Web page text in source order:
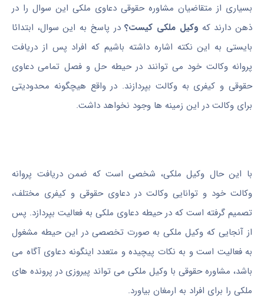
بسیاری از متقاضیان مشاوره حقوقی دعاوی ملکی این سوال را در
ذهن دارند کهوکیل ملکی کیست؟در پاسخ به این سوال، ابتدائا
بایستی به این نکته اشاره داشته باشیم که افراد پس از دریافت
پروانه وکالت خود می توانند در حیطه حل و فصل تمامی دعاوی
حقوقی و کیفری به وکالت بپردازند. در واقع هیچگونه محدودیتی
برای وکالت در این زمینه ها وجود نخواهد داشت.
با این حال وکیل ملکی، شخصی است که ضمن دریافت پروانه
وکالت خود و توانایی وکالت در دعاوی حقوقی و کیفری مختلف،
تصمیم گرفته است که در حیطه دعاوی ملکی به فعالیت بپردازد. پس
از آنجایی که وکیل ملکی به صورت تخصصی در این حیطه مشغول
به فعالیت است و به نکات پیچیده و متعدد اینگونه دعاوی آگاه می
باشد، مشاوره حقوقی با وکیل ملکی می تواند پیروزی در پرونده های
ملکی را برای افراد به ارمغان بیاورد.